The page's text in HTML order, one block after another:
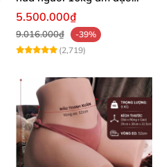
silicon khít hồng có khung
5.500.000₫
9.016.000₫
-39%
(2,719)